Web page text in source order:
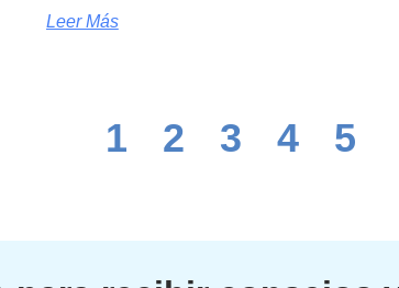
Leer Más
1 2 3 4 5